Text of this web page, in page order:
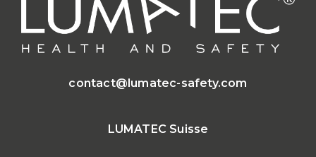
contact@lumatec-safety.com
LUMATEC Suisse